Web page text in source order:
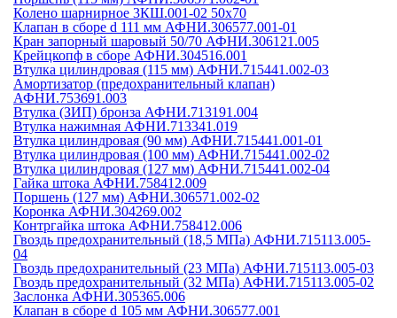
Колено шарнирное 3КШ.001-02 50х70
Клапан в сборе d 111 мм АФНИ.306577.001-01
Кран запорный шаровый 50/70 АФНИ.306121.005
Крейцкопф в сборе АФНИ.304516.001
Втулка цилиндровая (115 мм) АФНИ.715441.002-03
Амортизатор (предохранительный клапан)
АФНИ.753691.003
Втулка (ЗИП) бронза АФНИ.713191.004
Втулка нажимная АФНИ.713341.019
Втулка цилиндровая (90 мм) АФНИ.715441.001-01
Втулка цилиндровая (100 мм) АФНИ.715441.002-02
Втулка цилиндровая (127 мм) АФНИ.715441.002-04
Гайка штока АФНИ.758412.009
Поршень (127 мм) АФНИ.306571.002-02
Коронка АФНИ.304269.002
Контргайка штока АФНИ.758412.006
Гвоздь предохранительный (18,5 МПа) АФНИ.715113.005-
04
Гвоздь предохранительный (23 МПа) АФНИ.715113.005-03
Гвоздь предохранительный (32 МПа) АФНИ.715113.005-02
Заслонка АФНИ.305365.006
Клапан в сборе d 105 мм АФНИ.306577.001